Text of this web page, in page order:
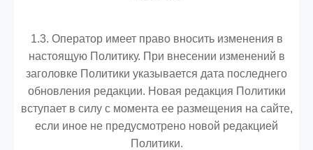
1.3. Оператор имеет право вносить изменения в
настоящую Политику. При внесении изменений в
заголовке Политики указывается дата последнего
обновления редакции. Новая редакция Политики
вступает в силу с момента ее размещения на сайте,
если иное не предусмотрено новой редакцией
Политики.